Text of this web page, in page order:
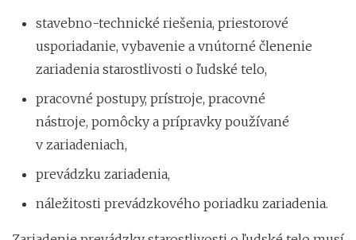
stavebno-technické riešenia, priestorové
usporiadanie, vybavenie a vnútorné členenie
zariadenia starostlivosti o ľudské telo,
pracovné postupy, prístroje, pracovné
nástroje, pomôcky a prípravky používané
v zariadeniach,
prevádzku zariadenia,
náležitosti prevádzkového poriadku zariadenia.